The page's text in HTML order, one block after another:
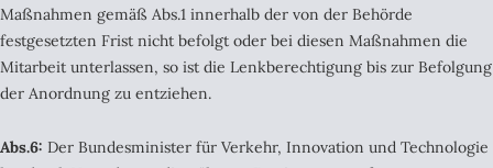
Maßnahmen gemäß Abs.1 innerhalb der von der Behörde
festgesetzten Frist nicht befolgt oder bei diesen Maßnahmen die
Mitarbeit unterlassen, so ist die Lenkberechtigung bis zur Befolgung
der Anordnung zu entziehen.
Abs.6: Der Bundesminister für Verkehr, Innovation und Technologie